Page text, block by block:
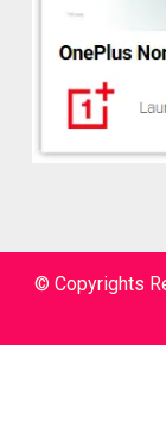
© Copyrights